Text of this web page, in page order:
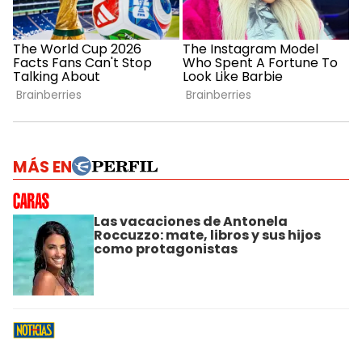
MÁS EN
Las vacaciones de Antonela
Roccuzzo: mate, libros y sus hijos
como protagonistas